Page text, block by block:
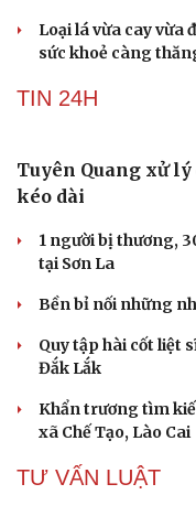
Du lịch
Săn Tour
check-in
Loại lá vừa cay vừa
sức khoẻ càng
TIN 24H
Tuyên Quang xử lý
kéo dài
1 người bị thương,